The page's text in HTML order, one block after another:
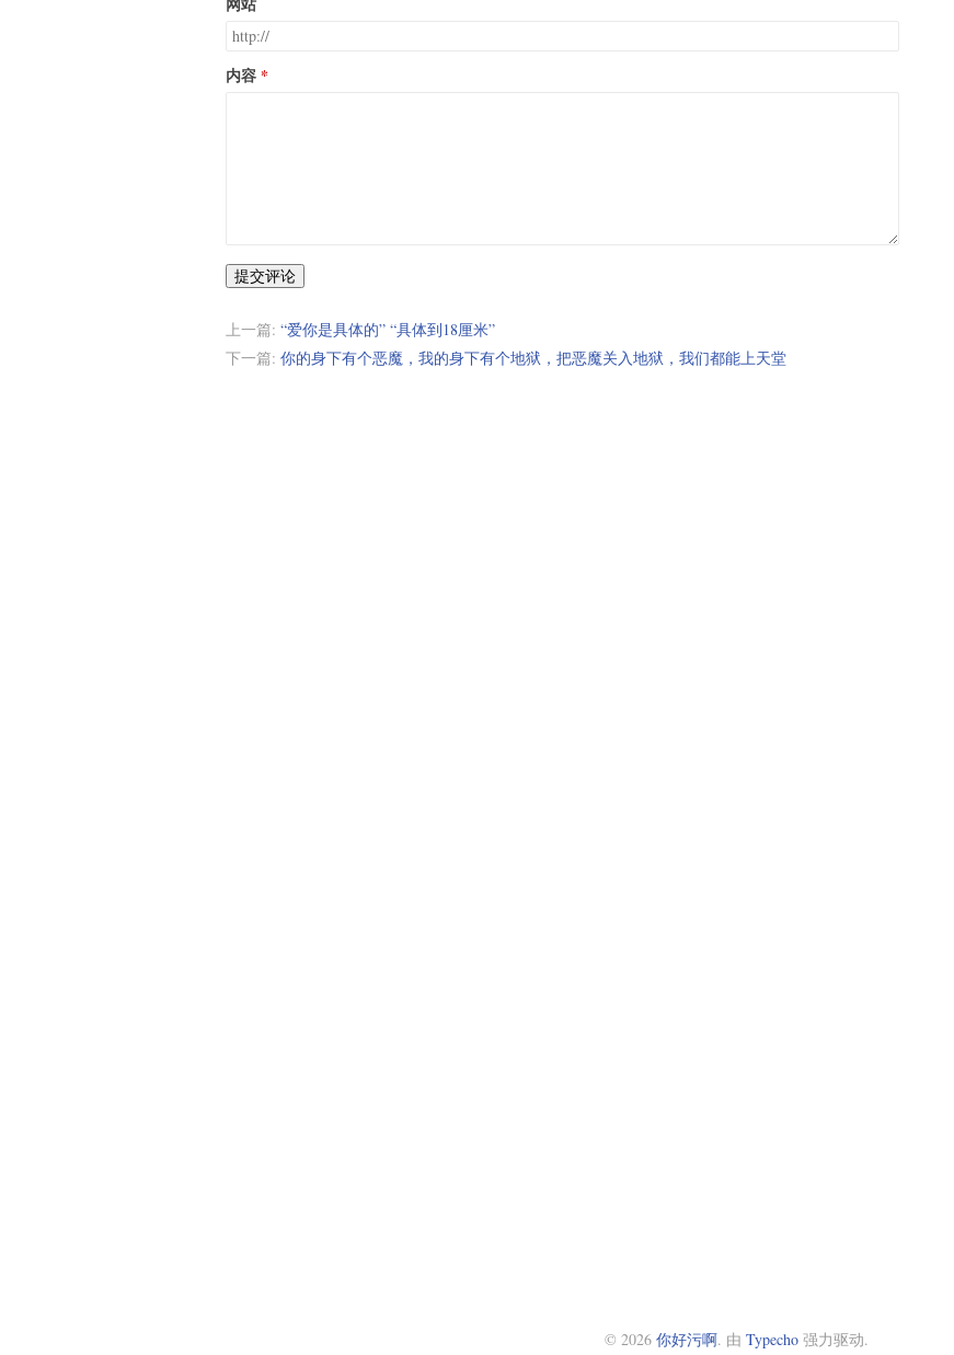
内容
提交评论
上一篇: “爱你是具体的” “具体到18厘米”
下一篇: 你的身下有个恶魔，我的身下有个地狱，把恶魔关入地狱，我们都能上天堂
© 2026 你好污啊. 由 Typecho强力驱动.